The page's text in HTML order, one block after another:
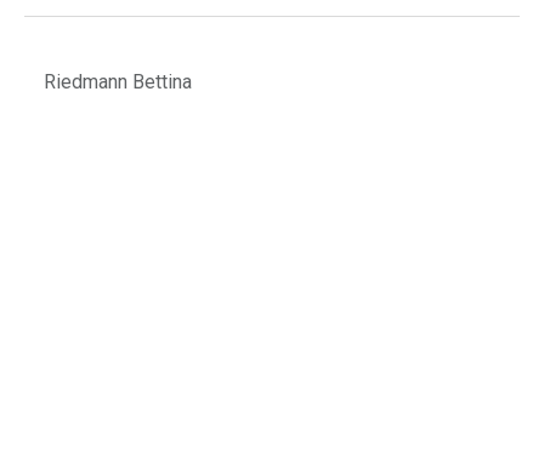
Riedmann Bettina